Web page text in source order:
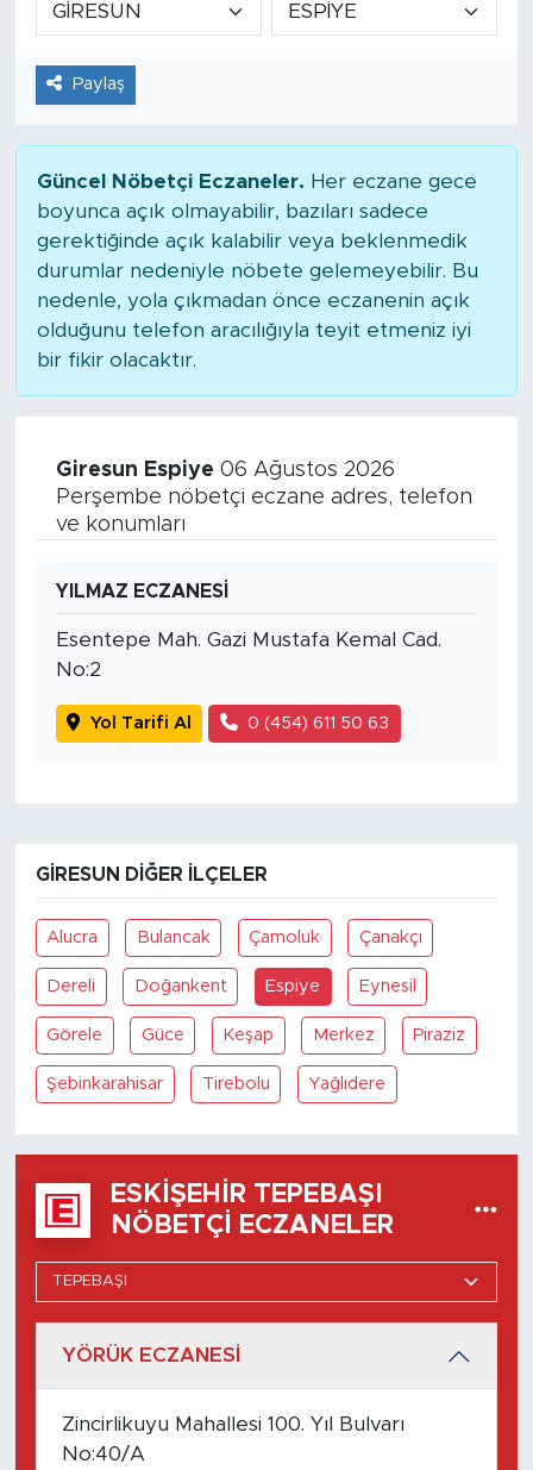
Paylaş
Güncel Nöbetçi Eczaneler. Her eczane gece
boyunca açık olmayabilir, bazıları sadece
gerektiğinde açık kalabilir veya beklenmedik
durumlar nedeniyle nöbete gelemeyebilir. Bu
nedenle, yola çıkmadan önce eczanenin açık
olduğunu telefon aracılığıyla teyit etmeniz iyi
bir fikir olacaktır.
Giresun Espiye 06 Ağustos 2026
Perşembe nöbetçi eczane adres, telefon
ve konumları
YILMAZ ECZANESİ
Esentepe Mah. Gazi Mustafa Kemal Cad.
No:2
Yol Tarifi Al 0 (454) 611 50 63
GIRESUN DIĞER İLÇELER
Alucra Bulancak Çamoluk Çanakçı
Dereli Doğankent Espiye Eynesil
Görele Güce Keşap Merkez Piraziz
Şebinkarahisar Tirebolu Yağlıdere
ESKIŞEHIR TEPEBAŞI
NÖBETÇI ECZANELER
YÖRÜK ECZANESİ
Zincirlikuyu Mahallesi 100. Yıl Bulvarı
No:40/A
Tarihçe
Resmi İlanlar
Foto Şaka
Politika